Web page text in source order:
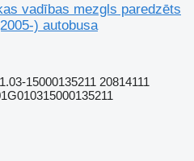
vadības mezgls paredzēts
) autobusa
15000135211 20814111